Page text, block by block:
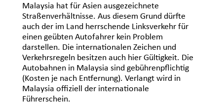
Malaysia hat für Asien ausgezeichnete
Straßenverhältnisse. Aus diesem Grund dürfte
auch der im Land herrschende Linksverkehr für
einen geübten Autofahrer kein Problem
darstellen. Die internationalen Zeichen und
Verkehrsregeln besitzen auch hier Gültigkeit. Die
Autobahnen in Malaysia sind gebührenpflichtig
(Kosten je nach Entfernung). Verlangt wird in
Malaysia offiziell der internationale
Führerschein.